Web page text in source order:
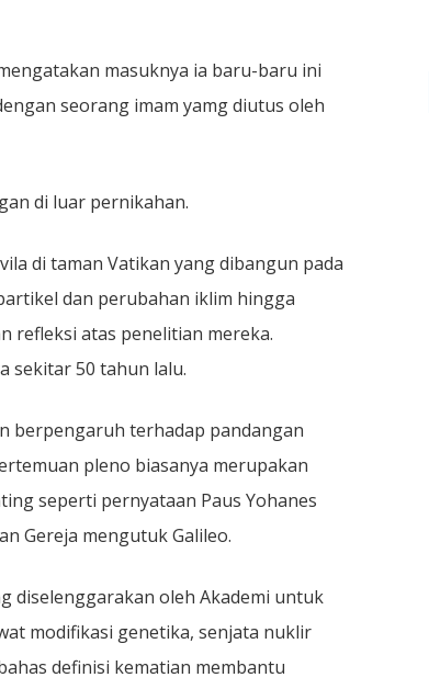
masuknya ia baru-baru ini
seorang imam yamg diutus oleh
di luar pernikahan.
di taman Vatikan yang dibangun pada
dan perubahan iklim hingga
refleksi atas penelitian mereka.
sekitar 50 tahun lalu.
berpengaruh terhadap pandangan
pleno biasanya merupakan
seperti pernyataan Paus Yohanes
Gereja mengutuk Galileo.
diselenggarakan oleh Akademi untuk
modifikasi genetika, senjata nuklir
definisi kematian membantu